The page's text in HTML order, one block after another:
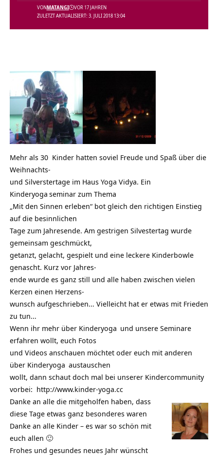
ZULETZT AKTUALISIERT: 3. JULI 2018 13:04
VONMATANGI VOR 17 JAHREN
Mehr als 30 Kinder hatten soviel Freude und Spaß über die
Weihnachts-
und Silverstertage im Haus Yoga Vidya. Ein
Kinderyoga seminar zum Thema
„Mit den Sinnen erleben“ bot gleich den richtigen Einstieg
auf die besinnlichen
Tage zum Jahresende. Am gestrigen Silvestertag wurde
gemeinsam geschmückt,
getanzt, gelacht, gespielt und eine leckere Kinderbowle
genascht. Kurz vor Jahres-
ende wurde es ganz still und alle haben zwischen vielen
Kerzen einen Herzens-
wunsch aufgeschrieben… Vielleicht hat er etwas mit Frieden
zu tun…
Wenn ihr mehr über Kinderyoga und unsere Seminare
erfahren wollt, euch Fotos
und Videos anschauen möchtet oder euch mit anderen
über Kinderyoga austauschen
wollt, dann schaut doch mal bei unserer Kindercommunity
vorbei: http://www.kinder-yoga.cc
Danke an alle die mitgeholfen haben, dass
diese Tage etwas ganz besonderes waren
Danke an alle Kinder – es war so schön mit
euch allen 🙂
Frohes und gesundes neues Jahr wünscht